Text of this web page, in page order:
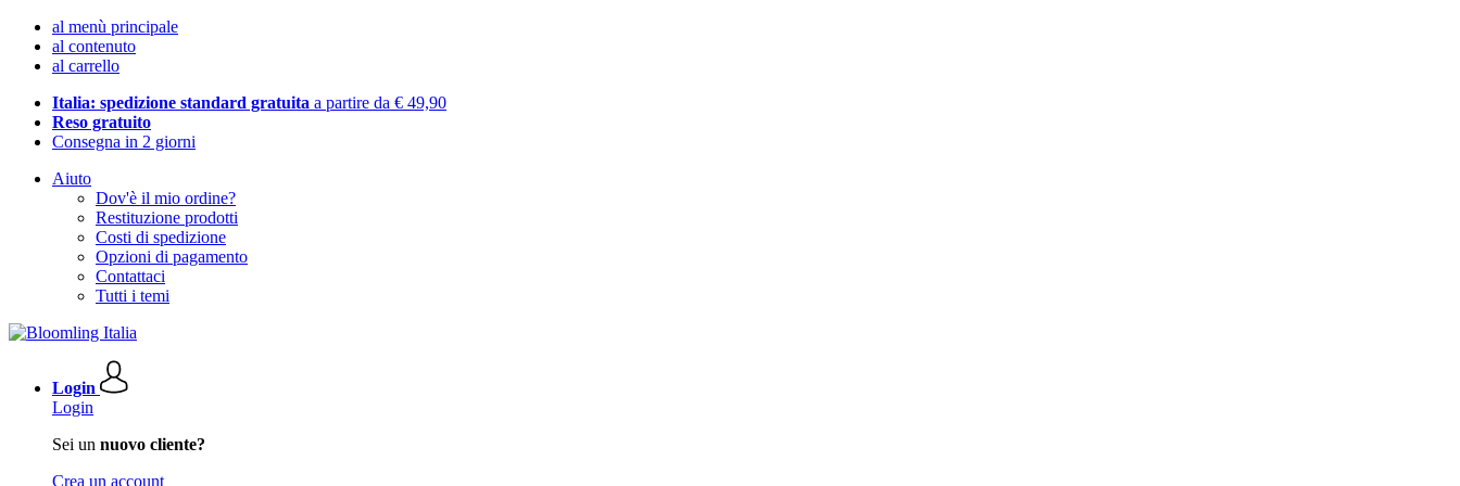
al menù principale
al contenuto
al carrello
Italia: spedizione standard gratuita a partire da € 49,90
Reso gratuito
Consegna in 2 giorni
Aiuto
Dov'è il mio ordine?
Restituzione prodotti
Costi di spedizione
Opzioni di pagamento
Contattaci
Tutti i temi
Login
Login
Sei un nuovo cliente?
Crea un account